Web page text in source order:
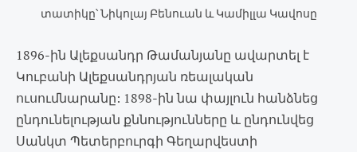
տատիկը՝ Նիկոլայ Բենուան և Կամիլլա Կավոսը
1896-ին Ալեքսանդր Թամանյանը ավարտել է
Կուբանի Ալեքսանդրյան ռեալական
ուսումնարանը: 1898-ին նա փայլուն հանձնեց
ընդունելության քննությունները և ընդունվեց
Սանկտ Պետերբուրգի Գեղարվեստի